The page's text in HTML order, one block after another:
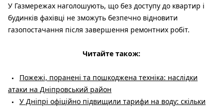
У Газмережах наголошують, що без доступу до квартир і
будинків фахівці не зможуть безпечно відновити
газопостачання після завершення ремонтних робіт.
Читайте також:
Пожежі, поранені та пошкоджена техніка: наслідки
атаки на Дніпровський район
У Дніпрі офіційно підвищили тарифи на воду: скільки